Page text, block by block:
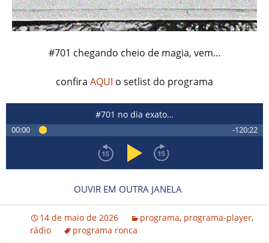
#701 chegando cheio de magia, vem…
confira AQUI o setlist do programa
00:00 -120:22
#701 no dia exato…
OUVIR EM OUTRA JANELA
14 de maio de 2026 programa, programa-player,
rádio
programa ronca